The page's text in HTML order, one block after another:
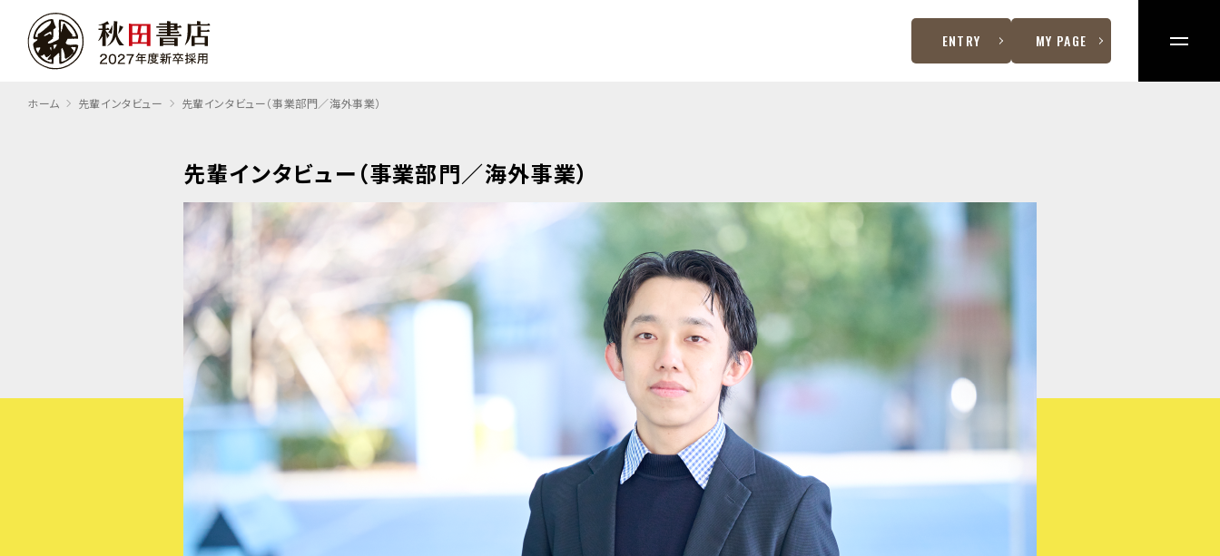
ENTRY MY PAGE
ホーム 先輩インタビュー 先輩インタビュー（事業部門／海外事業）
先輩インタビュー （事業部門／海外事業）